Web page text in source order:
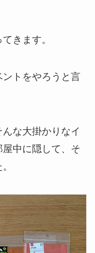
きます。
トをやろうと言
な大掛かりなイ
中に隠して、そ